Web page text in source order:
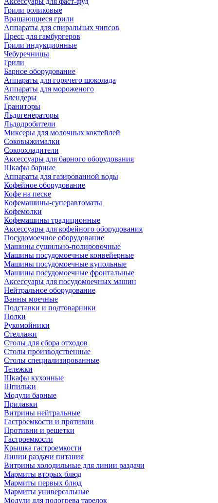
Грили роликовые
Вращающиеся грили
Аппараты для спиральных чипсов
Пресс для гамбургеров
Грили индукционные
Чебуречницы
Грили
Барное оборудование
Аппараты для горячего шоколада
Аппараты для мороженого
Блендеры
Граниторы
Льдогенераторы
Льдодробители
Миксеры для молочных коктейлей
Соковыжималки
Сокоохладители
Аксессуары для барного оборудования
Шкафы барные
Аппараты для газированной воды
Кофейное оборудование
Кофе на песке
Кофемашины-суперавтоматы
Кофемолки
Кофемашины традиционные
Аксессуары для кофейного оборудования
Посудомоечное оборудование
Машины сушильно-полировочные
Машины посудомоечные конвейерные
Машины посудомоечные купольные
Машины посудомоечные фронтальные
Аксессуары для посудомоечных машин
Нейтральное оборудование
Ванны моечные
Подставки и подтоварники
Полки
Рукомойники
Стеллажи
Столы для сбора отходов
Столы производственные
Столы специализированные
Тележки
Шкафы кухонные
Шпильки
Модули барные
Прилавки
Витрины нейтральные
Гастроемкости и противни
Противни и решетки
Гастроемкости
Крышка гастроемкости
Линии раздачи питания
Витрины холодильные для линии раздачи
Мармиты вторых блюд
Мармиты первых блюд
Мармиты универсальные
Модули для подогрева тарелок